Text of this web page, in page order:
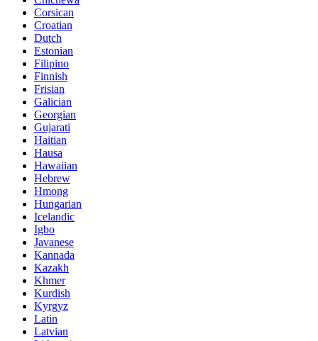
Corsican
Croatian
Dutch
Estonian
Filipino
Finnish
Frisian
Galician
Georgian
Gujarati
Haitian
Hausa
Hawaiian
Hebrew
Hmong
Hungarian
Icelandic
Igbo
Javanese
Kannada
Kazakh
Khmer
Kurdish
Kyrgyz
Latin
Latvian